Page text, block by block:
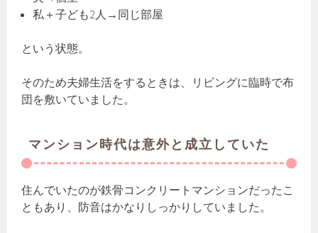
私＋子ども2人→同じ部屋
という状態。
そのため夫婦生活をするときは、リビングに臨時で布
団を敷いていました。
マンション時代は意外と成立していた
住んでいたのが鉄骨コンクリートマンションだったこ
ともあり、防音はかなりしっかりしていました。